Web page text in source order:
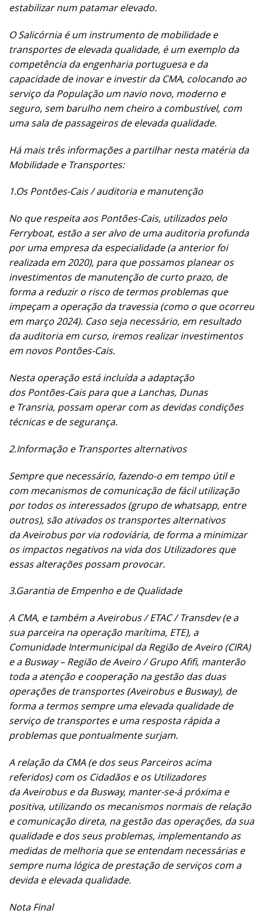
estabilizar num patamar elevado.
O Salicórnia é um instrumento de mobilidade e
transportes de elevada qualidade, é um exemplo da
competência da engenharia portuguesa e da
capacidade de inovar e investir da CMA, colocando ao
serviço da População um navio novo, moderno e
seguro, sem barulho nem cheiro a combustível, com
uma sala de passageiros de elevada qualidade.
Há mais três informações a partilhar nesta matéria da
Mobilidade e Transportes:
1.Os Pontões-Cais / auditoria e manutenção
No que respeita aos Pontões-Cais, utilizados pelo
Ferryboat, estão a ser alvo de uma auditoria profunda
por uma empresa da especialidade (a anterior foi
realizada em 2020), para que possamos planear os
investimentos de manutenção de curto prazo, de
forma a reduzir o risco de termos problemas que
impeçam a operação da travessia (como o que ocorreu
em março 2024). Caso seja necessário, em resultado
da auditoria em curso, iremos realizar investimentos
em novos Pontões-Cais.
Nesta operação está incluída a adaptação
dos Pontões-Cais para que a Lanchas, Dunas
e Transria, possam operar com as devidas condições
técnicas e de segurança.
2.Informação e Transportes alternativos
Sempre que necessário, fazendo-o em tempo útil e
com mecanismos de comunicação de fácil utilização
por todos os interessados (grupo de whatsapp, entre
outros), são ativados os transportes alternativos
da Aveirobus por via rodoviária, de forma a minimizar
os impactos negativos na vida dos Utilizadores que
essas alterações possam provocar.
3.Garantia de Empenho e de Qualidade
A CMA, e também a Aveirobus / ETAC / Transdev (e a
sua parceira na operação marítima, ETE), a
Comunidade Intermunicipal da Região de Aveiro (CIRA)
e a Busway – Região de Aveiro / Grupo Afifi, manterão
toda a atenção e cooperação na gestão das duas
operações de transportes (Aveirobus e Busway), de
forma a termos sempre uma elevada qualidade de
serviço de transportes e uma resposta rápida a
problemas que pontualmente surjam.
A relação da CMA (e dos seus Parceiros acima
referidos) com os Cidadãos e os Utilizadores
da Aveirobus e da Busway, manter-se-á próxima e
positiva, utilizando os mecanismos normais de relação
e comunicação direta, na gestão das operações, da sua
qualidade e dos seus problemas, implementando as
medidas de melhoria que se entendam necessárias e
sempre numa lógica de prestação de serviços com a
devida e elevada qualidade.
Nota Final